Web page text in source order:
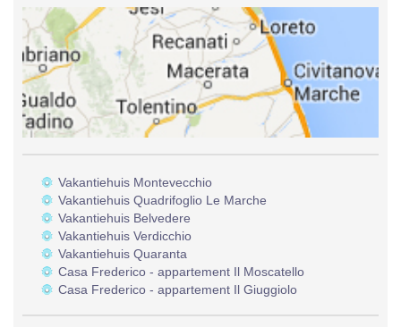
Vakantiehuis Montevecchio
Vakantiehuis Quadrifoglio Le Marche
Vakantiehuis Belvedere
Vakantiehuis Verdicchio
Vakantiehuis Quaranta
Casa Frederico - appartement Il Moscatello
Casa Frederico - appartement Il Giuggiolo